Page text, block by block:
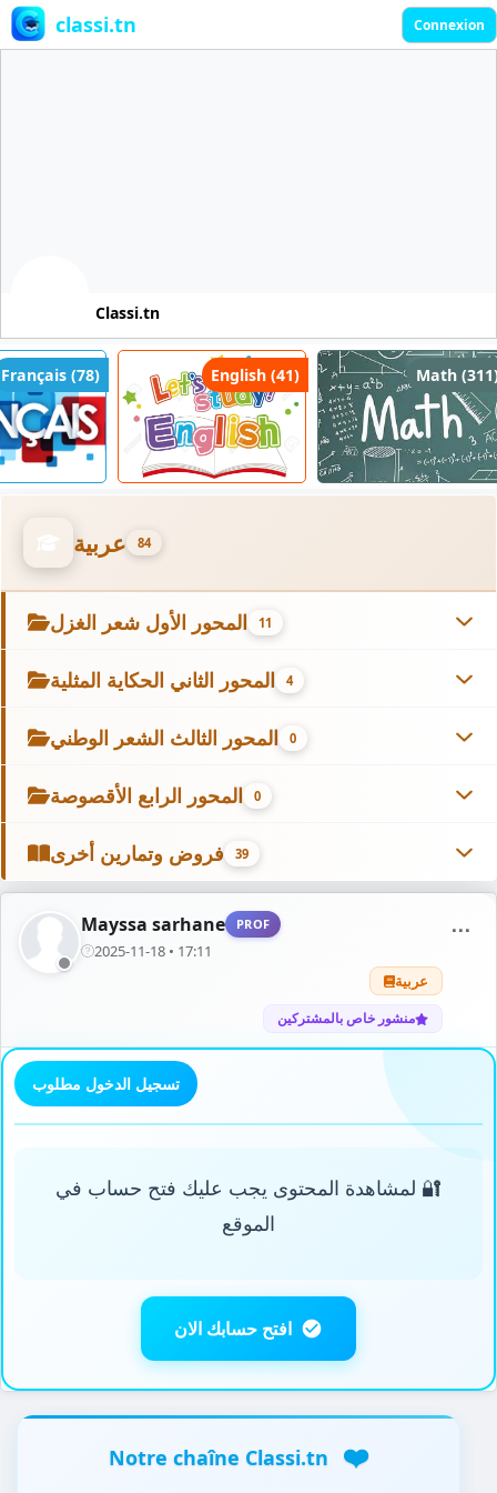
classi.tn Connexion
Classi.tn
(78) English (41) Math (311)
عربية 84
المحور الأول شعر الغزل 11
المحور الثاني الحكاية المثلية 4
المحور الثالث الشعر الوطني 0
المحور الرابع الأقصوصة 0
فروض وتمارين أخرى 39
Mayssa sarhane PROF
2025-11-18 • 17:11
عربية
منشور خاص بالمشتركين
⋯
تسجيل الدخول مطلوب
🔐 لمشاهدة المحتوى يجب عليك فتح حساب في
الموقع
افتح حسابك الان
Notre chaîne Classi.tn ❤️